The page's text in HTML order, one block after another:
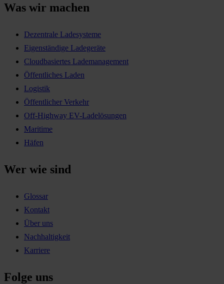
Was wir machen
Dezentrale Ladesysteme
Eigenständige Ladegeräte
Cloudbasiertes Lademanagement
Öffentliches Laden
Logistik
Öffentlicher Verkehr
Off-Highway EV-Ladelösungen
Maritime
Häfen
Wer wie sind
Glossar
Kontakt
Über uns
Nachhaltigkeit
Karriere
Folge uns